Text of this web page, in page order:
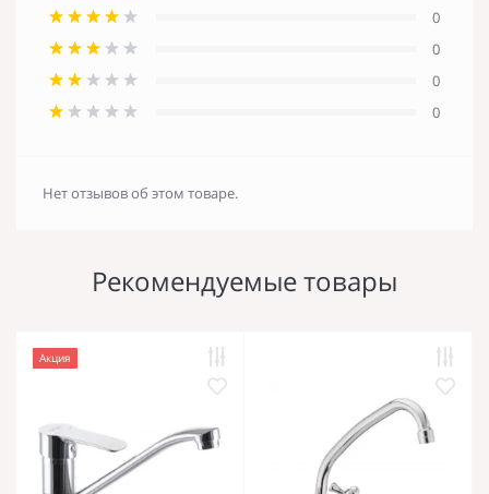
0
0
0
0
Нет отзывов об этом товаре.
Рекомендуемые товары
Акция